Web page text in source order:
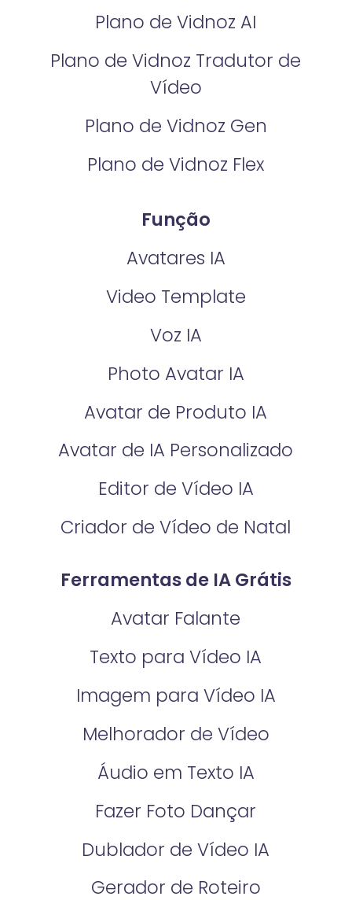
Plano de Vidnoz AI
Plano de Vidnoz Tradutor de
Vídeo
Plano de Vidnoz Gen
Plano de Vidnoz Flex
Função
Avatares IA
Video Template
Voz IA
Photo Avatar IA
Avatar de Produto IA
Avatar de IA Personalizado
Editor de Vídeo IA
Criador de Vídeo de Natal
Ferramentas de IA Grátis
Avatar Falante
Texto para Vídeo IA
Imagem para Vídeo IA
Melhorador de Vídeo
Áudio em Texto IA
Fazer Foto Dançar
Dublador de Vídeo IA
Gerador de Roteiro